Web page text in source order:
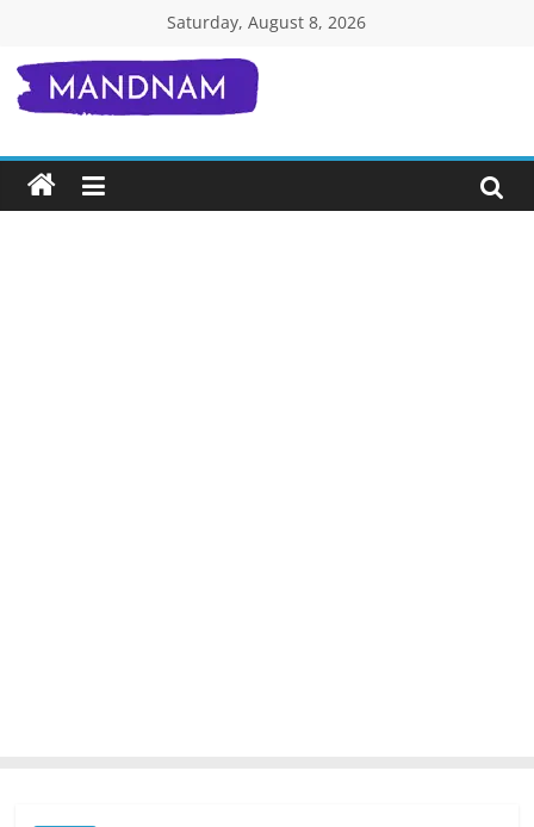
content
Saturday, August 8, 2026
Mandnam.com
जाने
एक-